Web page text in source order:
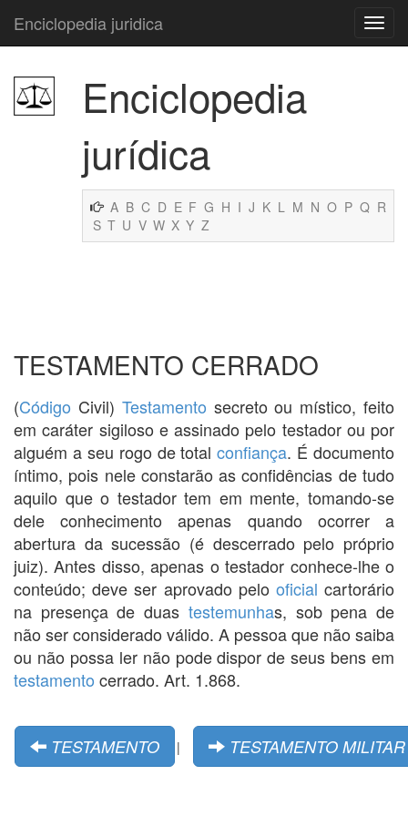
Enciclopedia juridica
Enciclopedia
jurídica
A B C D E F G H I J K L M N O P Q R
S T U V W X Y Z
TESTAMENTO CERRADO
(Código Civil) Testamento secreto ou místico, feito
em caráter sigiloso e assinado pelo testador ou por
alguém a seu rogo de totalconfiança. É documento
íntimo, pois nele constarão as confidências de tudo
aquilo que o testador tem em mente, tomando-se
dele conhecimento apenas quando ocorrer a
abertura da sucessão (é descerrado pelo próprio
juiz). Antes disso, apenas o testador conhece-lhe o
conteúdo; deve ser aprovado pelo oficial cartorário
na presença de duas testemunhas, sob pena de
não ser considerado válido. A pessoa que não saiba
ou não possa ler não pode dispor de seus bens em
testamento cerrado. Art. 1.868.
TESTAMENTO | TESTAMENTO MILITAR